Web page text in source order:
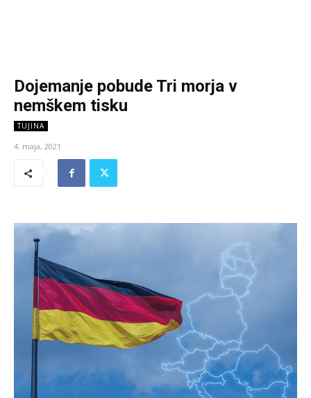
Dojemanje pobude Tri morja v
nemškem tisku
TUJINA
4. maja, 2021